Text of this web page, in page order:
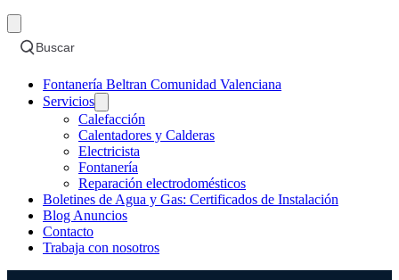
Buscar
Fontanería Beltran Comunidad Valenciana
Servicios
Calefacción
Calentadores y Calderas
Electricista
Fontanería
Reparación electrodomésticos
Boletines de Agua y Gas: Certificados de Instalación
Blog Anuncios
Contacto
Trabaja con nosotros